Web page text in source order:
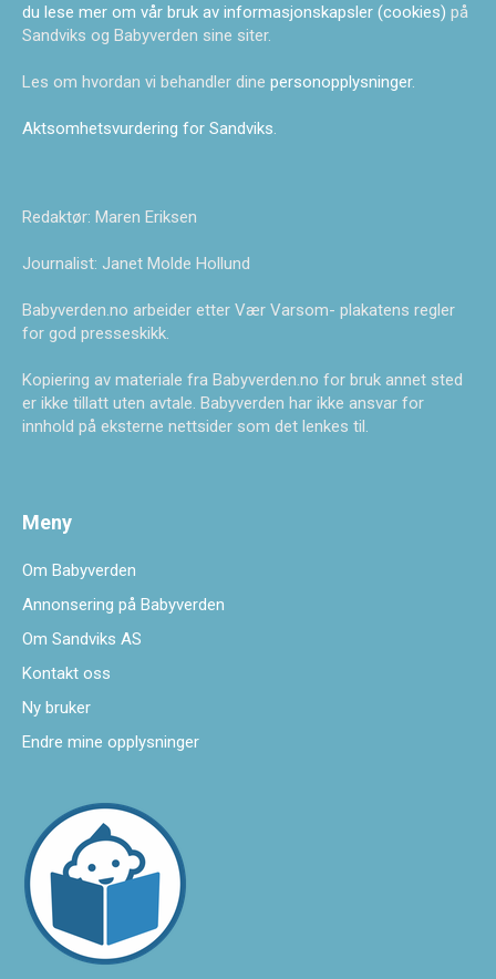
du lese mer om vår bruk av informasjonskapsler (cookies) på
Sandviks og Babyverden sine siter.
Les om hvordan vi behandler dine personopplysninger.
Aktsomhetsvurdering for Sandviks
Redaktør: Maren Eriksen
Journalist: Janet Molde Hollund
Babyverden.no arbeider etter Vær Varsom- plakatens regler
for god presseskikk.
Kopiering av materiale fra Babyverden.no for bruk annet sted
er ikke tillatt uten avtale. Babyverden har ikke ansvar for
innhold på eksterne nettsider som det lenkes til.
Meny
Om Babyverden
Annonsering på Babyverden
Om Sandviks AS
Kontakt oss
Ny bruker
Endre mine opplysninger